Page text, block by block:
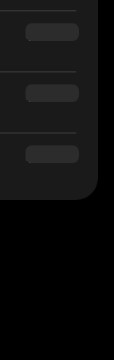
$34.95
$160.00
$180.00